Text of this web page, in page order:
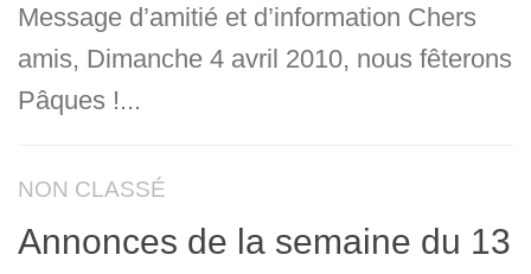
Message d’amitié et d’information Chers
amis, Dimanche 4 avril 2010, nous fêterons
Pâques !...
NON CLASSÉ
Annonces de la semaine du 13